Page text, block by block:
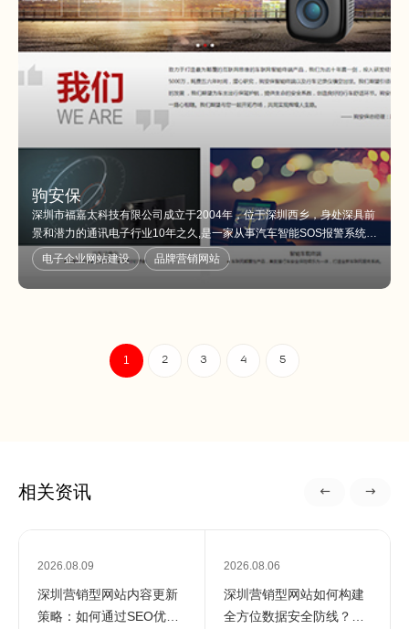
驹安保
深圳市福嘉太科技有限公司成立于2004年，位于深圳西乡，身处深具前
景和潜力的通讯电子行业10年之久,是一家从事汽车智能SOS报警系统，
汽车无缝全景 、行车记录仪、网络收音机、数字收音机等集研发、生
产、销售和技术服务为一体的综合性高科技企业。
电子企业网站建设 品牌营销网站
1 2 3 4 5
相关资讯
2026.08.09
深圳营销型网站内容更新
策略：如何通过SEO优化
2026.08.06
深圳营销型网站如何构建
全方位数据安全防线？专